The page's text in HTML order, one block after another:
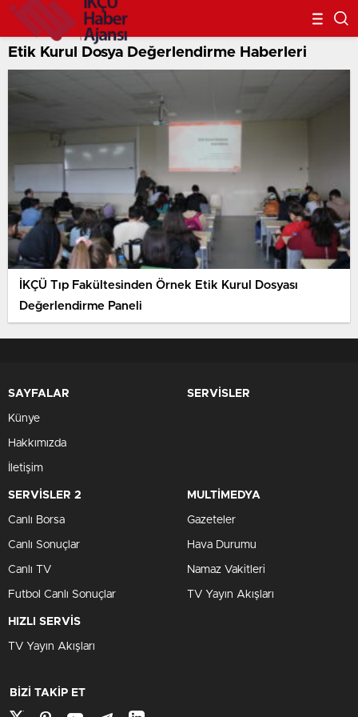
Etik Kurul Dosya Değerlendirme Haberleri
İKÇÜ Tıp Fakültesinden Örnek Etik Kurul Dosyası
Değerlendirme Paneli
SAYFALAR
Künye
Hakkımızda
İletişim
SERVİSLER
SERVİSLER 2
Canlı Borsa
Canlı Sonuçlar
Canlı TV
Futbol Canlı Sonuçlar
MULTİMEDYA
Gazeteler
Hava Durumu
Namaz Vakitleri
TV Yayın Akışları
HIZLI SERVİS
TV Yayın Akışları
BİZİ TAKİP ET